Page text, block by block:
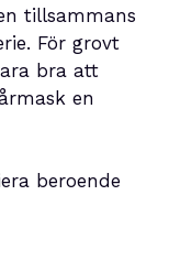
tillsammans
För grovt
bra att
en
beroende